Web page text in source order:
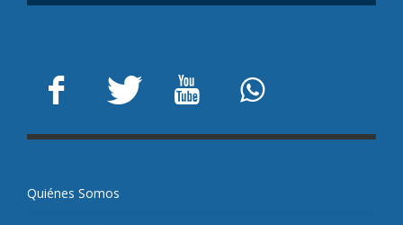
Quiénes Somos